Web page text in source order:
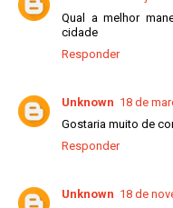
Qual a melhor
cidade
Responder
Unknown 18 de
Gostaria muito de
Responder
Unknown 18 de